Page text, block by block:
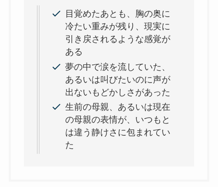
目覚めたあとも、胸の奥に
冷たい重みが残り、現実に
引き戻されるような感覚が
ある
夢の中で涙を流していた、
あるいは叫びたいのに声が
出ないもどかしさがあった
生前の母親、あるいは現在
の母親の表情が、いつもと
は違う静けさに包まれてい
た